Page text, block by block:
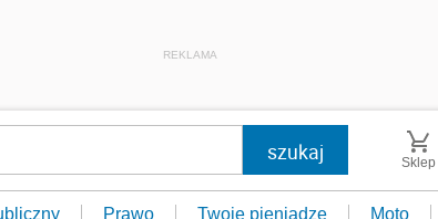
REKLAMA
Sklep
Prawo Twoje pieniądze Moto